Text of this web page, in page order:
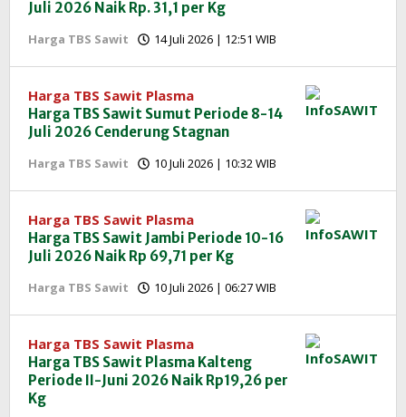
Juli 2026 Naik Rp. 31,1 per Kg
Harga TBS Sawit 14 Juli 2026 | 12:51 WIB
InfoSAWIT
Harga TBS Sawit Plasma
Harga TBS Sawit Sumut Periode 8-14
Juli 2026 Cenderung Stagnan
Harga TBS Sawit 10 Juli 2026 | 10:32 WIB
InfoSAWIT
Harga TBS Sawit Plasma
Harga TBS Sawit Jambi Periode 10-16
Juli 2026 Naik Rp 69,71 per Kg
Harga TBS Sawit 10 Juli 2026 | 06:27 WIB
InfoSAWIT
Harga TBS Sawit Plasma
Harga TBS Sawit Plasma Kalteng
Periode II-Juni 2026 Naik Rp19,26 per
Kg